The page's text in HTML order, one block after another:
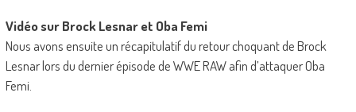
Vidéo sur Brock Lesnar et Oba Femi
Nous avons ensuite un récapitulatif du retour choquant de Brock
Lesnar lors du dernier épisode de WWE RAW afin d’attaquer Oba
Femi.